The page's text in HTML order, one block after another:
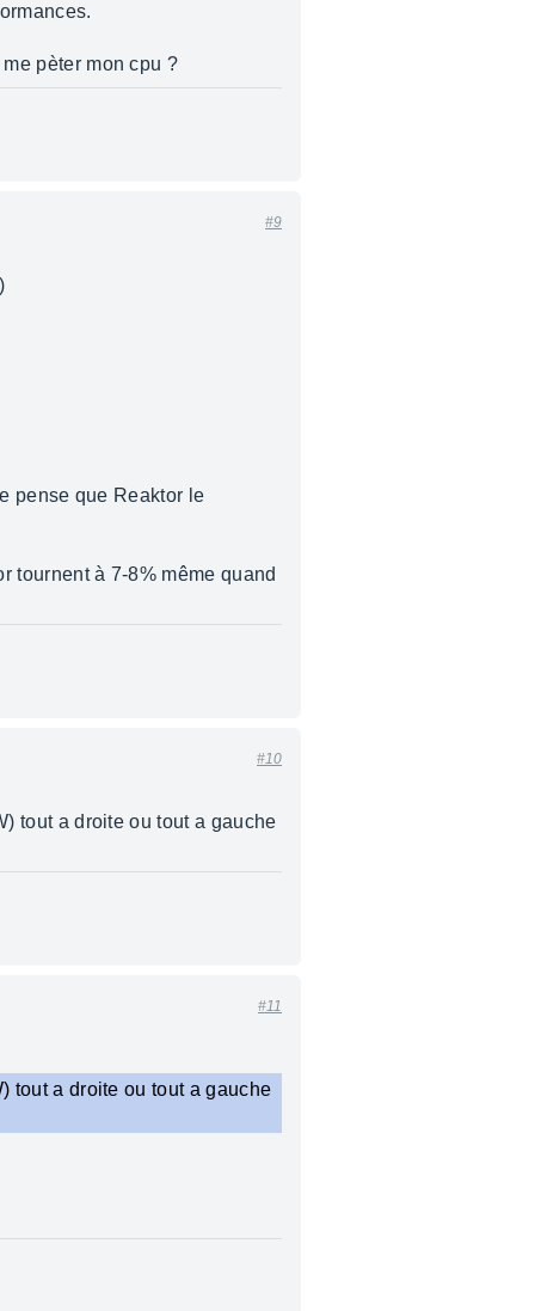
pèter mon cpu ?
#9
pense que Reaktor le
tournent à 7-8% même quand
#10
tout a droite ou tout a gauche
#11
tout a droite ou tout a gauche